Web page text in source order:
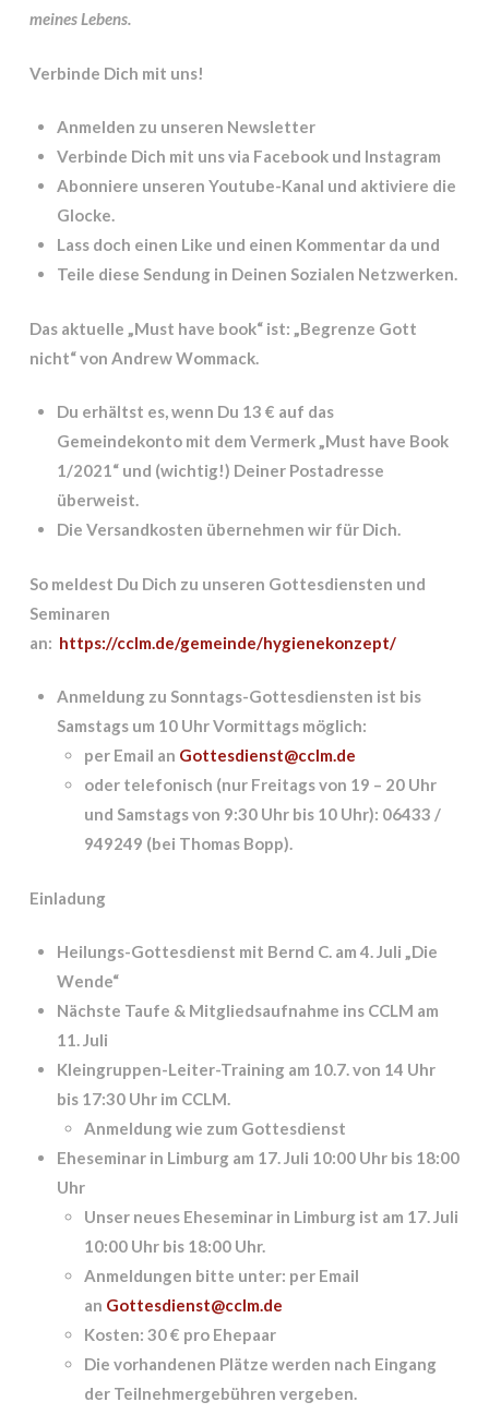
meines Lebens.
Verbinde Dich mit uns!
Anmelden zu unseren Newsletter
Verbinde Dich mit uns via Facebook und Instagram
Abonniere unseren Youtube-Kanal und aktiviere die
Glocke.
Lass doch einen Like und einen Kommentar da und
Teile diese Sendung in Deinen Sozialen Netzwerken.
Das aktuelle „Must have book“ ist: „Begrenze Gott
nicht“ von Andrew Wommack.
Du erhältst es, wenn Du 13 € auf das
Gemeindekonto mit dem Vermerk „Must have Book
1/2021“ und (wichtig!) Deiner Postadresse
überweist.
Die Versandkosten übernehmen wir für Dich.
So meldest Du Dich zu unseren Gottesdiensten und
Seminaren
an: https://cclm.de/gemeinde/hygienekonzept/
Anmeldung zu Sonntags-Gottesdiensten ist bis
Samstags um 10 Uhr Vormittags möglich:
per Email an Gottesdienst@cclm.de
oder telefonisch (nur Freitags von 19 – 20 Uhr
und Samstags von 9:30 Uhr bis 10 Uhr): 06433 /
949249 (bei Thomas Bopp).
Einladung
Heilungs-Gottesdienst mit Bernd C. am 4. Juli „Die
Wende“
Nächste Taufe & Mitgliedsaufnahme ins CCLM am
11. Juli
Kleingruppen-Leiter-Training am 10.7. von 14 Uhr
bis 17:30 Uhr im CCLM.
Anmeldung wie zum Gottesdienst
Eheseminar in Limburg am 17. Juli 10:00 Uhr bis 18:00
Uhr
Unser neues Eheseminar in Limburg ist am 17. Juli
10:00 Uhr bis 18:00 Uhr.
Anmeldungen bitte unter: per Email
an Gottesdienst@cclm.de
Kosten: 30 € pro Ehepaar
Die vorhandenen Plätze werden nach Eingang
der Teilnehmergebühren vergeben.